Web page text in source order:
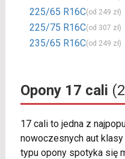
225/65 R16C(od 249 zł)
225/75 R16C(od 307 zł)
235/65 R16C(od 249 zł)
Opony 17 cali
17 cali to jedna z
nowoczesnych aut
typu opony spotyka się